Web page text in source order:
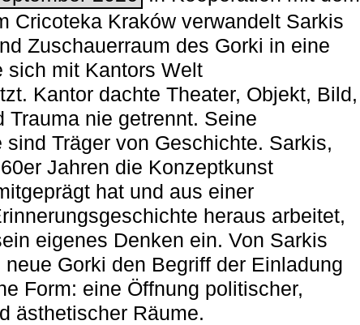
Cricoteka Kraków verwandelt Sarkis
Zuschauerraum des Gorki in eine
sich mit Kantors Welt
Kantor dachte Theater, Objekt, Bild,
Trauma nie getrennt. Seine
sind Träger von Geschichte. Sarkis,
Jahren die Konzeptkunst
hat und aus einer
heraus arbeitet,
eigenes Denken ein. Von Sarkis
Gorki den Begriff der Einladung
Form: eine Öffnung politischer,
ästhetischer Räume.